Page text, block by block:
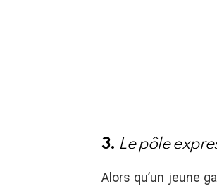
3. Le pôle
Alors qu’un jeune